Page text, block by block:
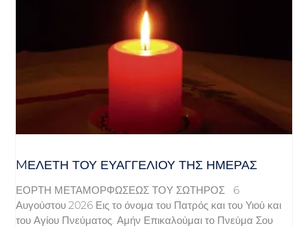
MΕΛΈΤΗ ΤΟΥ ΕΥΑΓΓΕΛΊΟΥ ΤΗΣ ΗΜΈΡΑΣ
ΕΟΡΤΗ ΜΕΤΑΜΟΡΦΩΣΕΩΣ ΤΟΥ ΣΩΤΗΡΟΣ 6
Αυγούστου 2026 Εις το όνομα του Πατρός και του Υιού και
του Αγίου Πνεύματος. Αμήν Επικαλούμαι το Πνεύμα Σου